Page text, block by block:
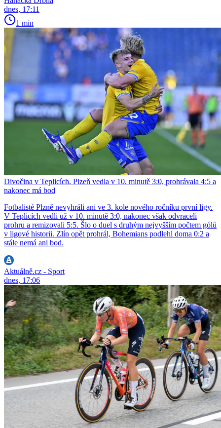
dnes, 17:11
1 min
Divočina v Teplicích. Plzeň vedla v 10. minutě 3:0, prohrávala 4:5 a
nakonec má bod
Fotbalisté Plzně nevyhráli ani ve 3. kole nového ročníku první ligy.
V Teplicích vedli už v 10. minutě 3:0, nakonec však odvraceli
prohru a remizovali 5:5. Šlo o duel s druhým nejvyšším počtem gólů
v ligové historii. Zlín opět prohrál, Bohemians podlehl doma 0:2 a
stále nemá ani bod.
Aktuálně.cz - Sport
dnes, 17:06